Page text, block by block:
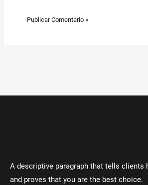
A descriptive paragraph that tells clients
and proves that you are the best choice.